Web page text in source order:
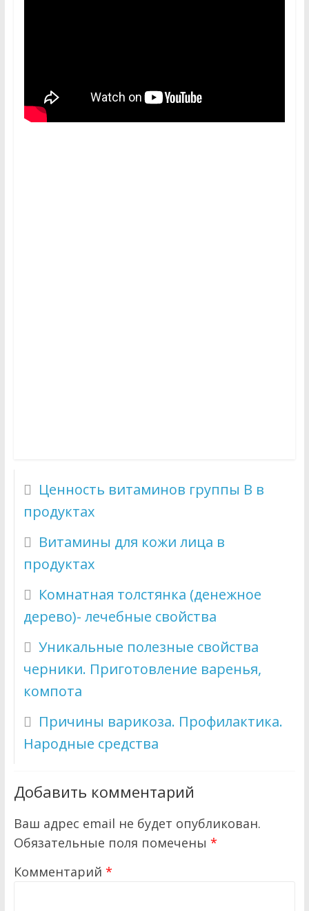
Ценность витаминов группы B в
продуктах
Витамины для кожи лица в
продуктах
Комнатная толстянка (денежное
дерево)- лечебные свойства
Уникальные полезные свойства
черники. Приготовление варенья,
компота
Причины варикоза. Профилактика.
Народные средства
Добавить комментарий
Ваш адрес email не будет опубликован.
Обязательные поля помечены *
Комментарий *